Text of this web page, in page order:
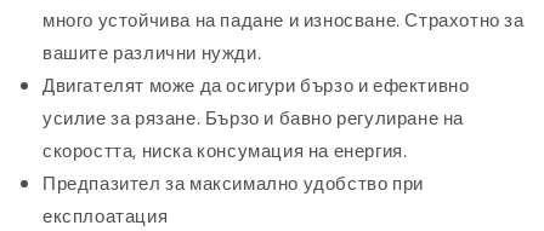
много устойчива на падане и износване. Страхотно за
вашите различни нужди.
Двигателят може да осигури бързо и ефективно
усилие за рязане. Бързо и бавно регулиране на
скоростта, ниска консумация на енергия.
Предпазител за максимално удобство при
експлоатация